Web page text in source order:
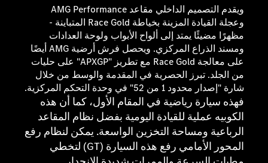
ويقدم التصميم الداخلي مقاعد AMG Performance
وعجلة القيادة المزينة بخياطة Race Gold المتباينة -
مظهرًا مضيئًا يمتد إلى ألواح الأبواب ولوحة العدادات
ومسند الذراع المركزي. ويحصل فرش أرضية AMG أيضًا
على معالجة Race Gold مع تطريز "APXGP" على حليات
من الجلد. تبرز الحصرية في المقدمة والوسط من خلال
شارة "إصدار محدود 1 من 52" في وحدة التحكم المركزية.
فهذه سيارة رياضية في المقام الأول، كما أن هذه
الكوبيه عملية للقيادة اليومية بفضل نظام المقاعد
الرباعية ومساحة التخزين الواسعة. يمكن لنظام رفع
المحور الأمامي رفع هذه السيارة (GT) لتخطي